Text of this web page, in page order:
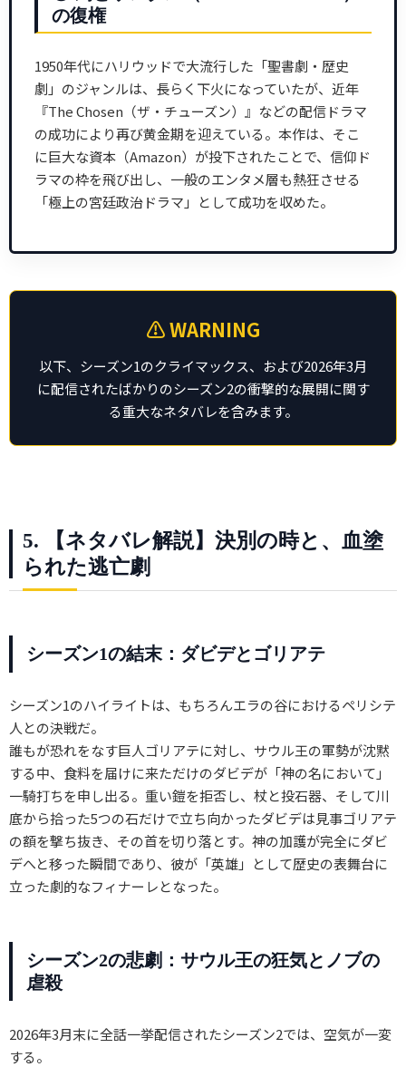
の復権
1950年代にハリウッドで大流行した「聖書劇・歴史
劇」のジャンルは、長らく下火になっていたが、近年
『The Chosen（ザ・チューズン）』などの配信ドラマ
の成功により再び黄金期を迎えている。本作は、そこ
に巨大な資本（Amazon）が投下されたことで、信仰ド
ラマの枠を飛び出し、一般のエンタメ層も熱狂させる
「極上の宮廷政治ドラマ」として成功を収めた。
⚠️ WARNING
以下、シーズン1のクライマックス、および2026年3月
に配信されたばかりのシーズン2の衝撃的な展開に関す
る重大なネタバレを含みます。
5. 【ネタバレ解説】決別の時と、血塗
られた逃亡劇
シーズン1の結末：ダビデとゴリアテ
シーズン1のハイライトは、もちろんエラの谷におけるペリシテ
人との決戦だ。
誰もが恐れをなす巨人ゴリアテに対し、サウル王の軍勢が沈黙
する中、食料を届けに来ただけのダビデが「神の名において」
一騎打ちを申し出る。重い鎧を拒否し、杖と投石器、そして川
底から拾った5つの石だけで立ち向かったダビデは見事ゴリアテ
の額を撃ち抜き、その首を切り落とす。神の加護が完全にダビ
デへと移った瞬間であり、彼が「英雄」として歴史の表舞台に
立った劇的なフィナーレとなった。
シーズン2の悲劇：サウル王の狂気とノブの
虐殺
2026年3月末に全話一挙配信されたシーズン2では、空気が一変
する。